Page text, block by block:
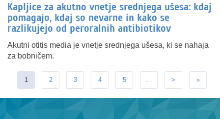
Kapljice za akutno vnetje srednjega ušesa: kdaj
pomagajo, kdaj so nevarne in kako se
razlikujejo od peroralnih antibiotikov
Akutni otitis media je vnetje srednjega ušesa, ki se nahaja
za bobničem.
1 2 3 4 5 … > »